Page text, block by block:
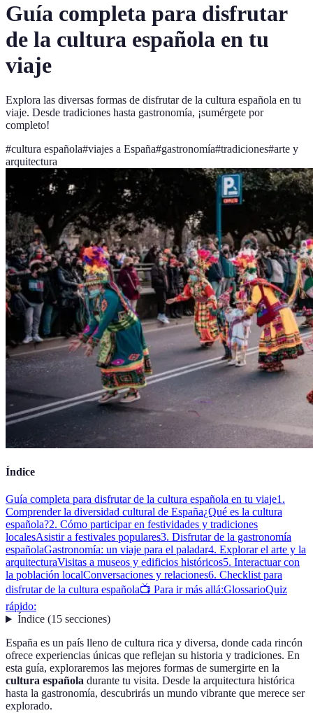
Guía completa para disfrutar
de la cultura española en tu
viaje
Explora las diversas formas de disfrutar de la cultura española en tu
viaje. Desde tradiciones hasta gastronomía, ¡sumérgete por
completo!
#cultura española#viajes a España#gastronomía#tradiciones#arte y
arquitectura
Índice
Guía completa para disfrutar de la cultura española en tu viaje1.
Comprender la diversidad cultural de España¿Qué es la cultura
española?2. Cómo participar en festividades y tradiciones
localesAsistir a festivales populares3. Disfrutar de la gastronomía
españolaGastronomía: un viaje para el paladar4. Explorar el arte y la
arquitecturaVisitas a museos y edificios históricos5. Interactuar con
la población localConversaciones y relaciones6. Checklist para
disfrutar de la cultura española📺 Para ir más allá:GlossarioQuiz
rápido:
Índice(15 secciones)
España es un país lleno de cultura rica y diversa, donde cada rincón
ofrece experiencias únicas que reflejan su historia y tradiciones. En
esta guía, exploraremos las mejores formas de sumergirte en la
cultura española durante tu visita. Desde la arquitectura histórica
hasta la gastronomía, descubrirás un mundo vibrante que merece ser
explorado.